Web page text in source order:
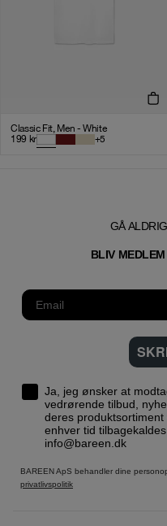
Classic Fit, Men - White
199 kr +5
GÅ
BLIV
Ja, jeg ønsker at
vedrørende tilbud,
deres produktsortiment via email. Dit
enhver tid
info@bareen.dk
BAREEN ApS behandler dine
privatlivspolitik